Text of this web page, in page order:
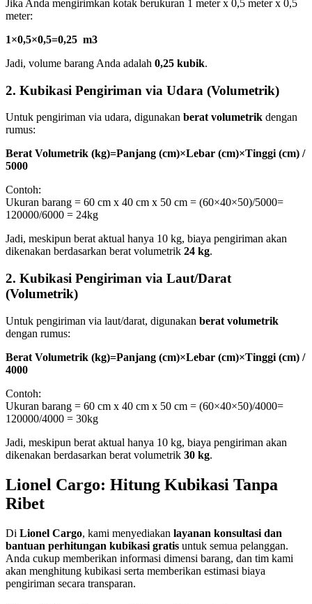
Jika Anda mengirimkan kotak berukuran 1 meter x 0,5 meter x 0,5
meter:
1×0,5×0,5=0,25 m3
Jadi, volume barang Anda adalah 0,25 kubik.
2. Kubikasi Pengiriman via Udara (Volumetrik)
Untuk pengiriman via udara, digunakan berat volumetrik dengan
rumus:
Berat Volumetrik (kg)=Panjang (cm)×Lebar (cm)×Tinggi (cm) /
5000
Contoh:
Ukuran barang = 60 cm x 40 cm x 50 cm = (60×40×50)/5000=
120000/6000 = 24kg
Jadi, meskipun berat aktual hanya 10 kg, biaya pengiriman akan
dikenakan berdasarkan berat volumetrik 24 kg.
2. Kubikasi Pengiriman via Laut/Darat
(Volumetrik)
Untuk pengiriman via laut/darat, digunakan berat volumetrik
dengan rumus:
Berat Volumetrik (kg)=Panjang (cm)×Lebar (cm)×Tinggi (cm) /
4000
Contoh:
Ukuran barang = 60 cm x 40 cm x 50 cm = (60×40×50)/4000=
120000/4000 = 30kg
Jadi, meskipun berat aktual hanya 10 kg, biaya pengiriman akan
dikenakan berdasarkan berat volumetrik 30 kg.
Lionel Cargo: Hitung Kubikasi Tanpa
Ribet
Di Lionel Cargo, kami menyediakan layanan konsultasi dan
bantuan perhitungan kubikasi gratis untuk semua pelanggan.
Anda cukup memberikan informasi dimensi barang, dan tim kami
akan menghitung kubikasi serta memberikan estimasi biaya
pengiriman secara transparan.